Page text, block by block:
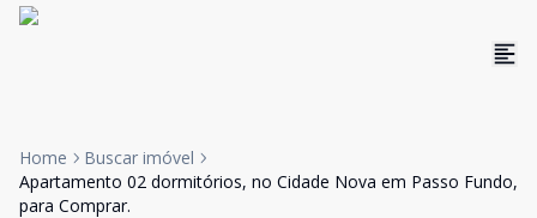
Home
Buscar imóvel
Apartamento 02 dormitórios, no Cidade Nova em Passo Fundo,
para Comprar.